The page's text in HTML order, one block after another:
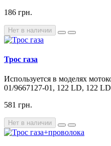
186 грн.
Нет в наличии
Трос газа
Используется в моделях
01/9667127-01, 122 LD, 122
581 грн.
Нет в наличии